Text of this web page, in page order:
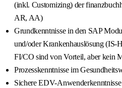
(inkl. Customizing) der
AR, AA)
Grundkenntnisse in den SAP
und/oder Krankenhauslösung (IS-
FI/CO sind von Vorteil, aber kein
Prozesskenntnisse im
Sichere EDV-